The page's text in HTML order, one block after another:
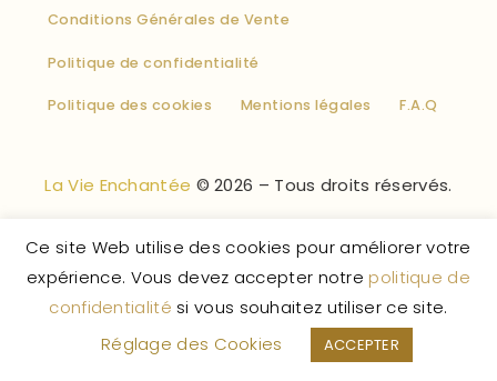
Conditions Générales de Vente
Politique de confidentialité
Politique des cookies Mentions légales F.A.Q
La Vie Enchantée © 2026 – Tous droits réservés.
Ce site Web utilise des cookies pour améliorer votre
expérience. Vous devez accepter notre politique de
confidentialité si vous souhaitez utiliser ce site.
Réglage des Cookies
ACCEPTER